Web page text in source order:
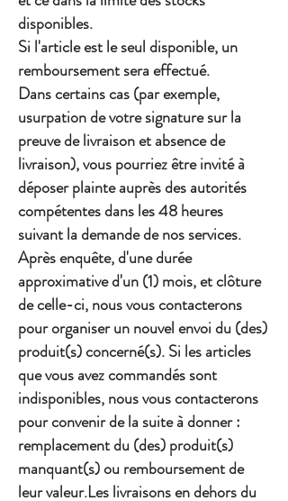
disponibles.
Si l'article est le seul disponible, un
remboursement sera effectué.
Dans certains cas (par exemple,
usurpation de votre signature sur la
preuve de livraison et absence de
livraison), vous pourriez être invité à
déposer plainte auprès des autorités
compétentes dans les 48 heures
suivant la demande de nos services.
Après enquête, d'une durée
approximative d'un (1) mois, et clôture
de celle-ci, nous vous contacterons
pour organiser un nouvel envoi du (des)
produit(s) concerné(s). Si les articles
que vous avez commandés sont
indisponibles, nous vous contacterons
pour convenir de la suite à donner :
remplacement du (des) produit(s)
manquant(s) ou remboursement de
leur valeur.Les livraisons en dehors du